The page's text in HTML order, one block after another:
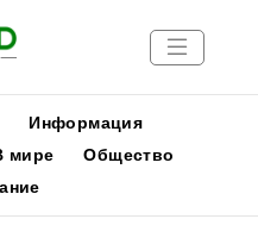
Информация
мире
Общество